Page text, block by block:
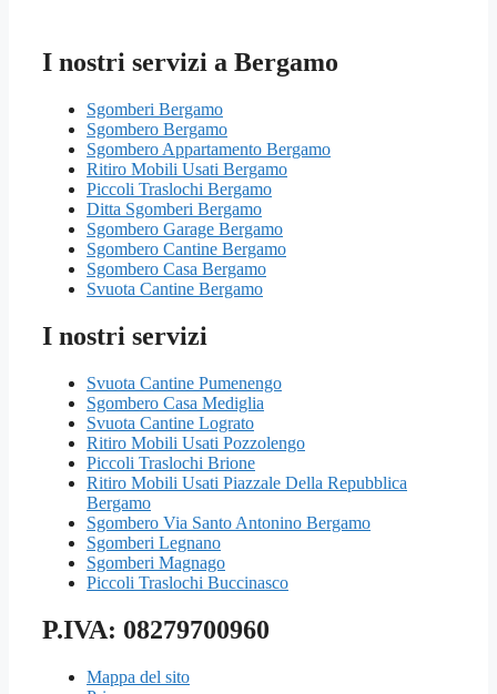
I nostri servizi a Bergamo
Sgomberi Bergamo
Sgombero Bergamo
Sgombero Appartamento Bergamo
Ritiro Mobili Usati Bergamo
Piccoli Traslochi Bergamo
Ditta Sgomberi Bergamo
Sgombero Garage Bergamo
Sgombero Cantine Bergamo
Sgombero Casa Bergamo
Svuota Cantine Bergamo
I nostri servizi
Svuota Cantine Pumenengo
Sgombero Casa Mediglia
Svuota Cantine Lograto
Ritiro Mobili Usati Pozzolengo
Piccoli Traslochi Brione
Ritiro Mobili Usati Piazzale Della Repubblica
Bergamo
Sgombero Via Santo Antonino Bergamo
Sgomberi Legnano
Sgomberi Magnago
Piccoli Traslochi Buccinasco
P.IVA: 08279700960
Mappa del sito